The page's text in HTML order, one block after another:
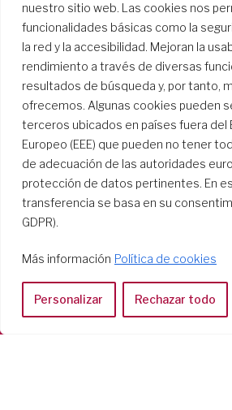
nuestro sitio web. Las cookies nos
funcionalidades básicas como la
la red y la accesibilidad. Mejoran la
rendimiento a través de diversas
resultados de búsqueda y, por tanto,
ofrecemos. Algunas cookies pueden
terceros ubicados en países fuera del
Europeo (EEE) que pueden no tener
de adecuación de las autoridades
protección de datos pertinentes. En
transferencia se basa en su
GDPR).
Más información Política de cookies
Personalizar Rechazar todo
Casa Generalizia
Tel: 06 58 23 03 32 or 06